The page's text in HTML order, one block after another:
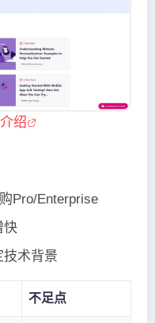
绍
Pro/Enterprise
快
术背景
不足点